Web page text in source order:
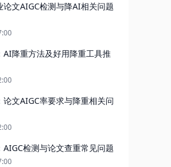
论文AIGC检测与降AI相关问题
AI降重方法及好用降重工具推
论文AIGC率要求与降重相关问
AIGC检测与论文查重常见问题